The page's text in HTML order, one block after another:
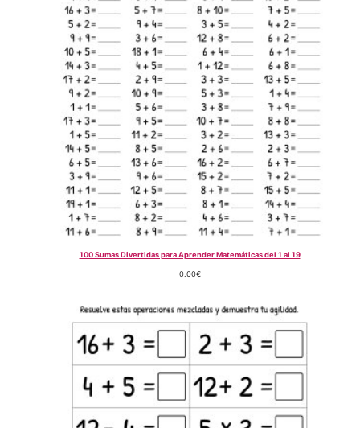
100 Sumas Divertidas para Aprender Matemáticas del 1 al 19
0.00€